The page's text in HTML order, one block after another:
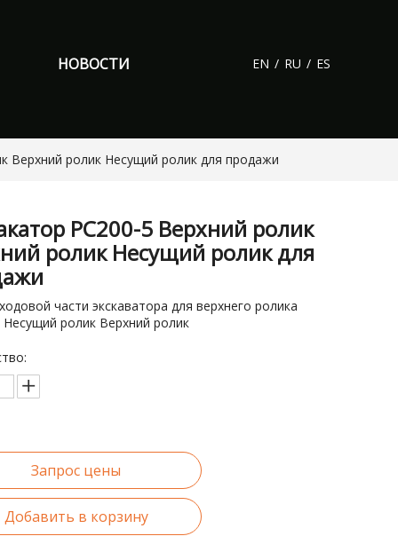
НОВОСТИ
EN / RU / ES
Верхний ролик Несущий ролик для продажи
PC200-5 Верхний ролик
ролик Несущий ролик для
части экскаватора для верхнего ролика
Несущий ролик Верхний ролик
Запрос цены
Добавить в корзину